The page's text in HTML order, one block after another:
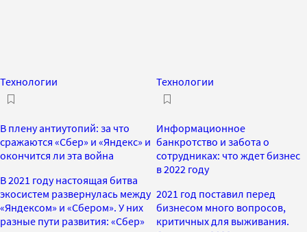
Технологии
В плену антиутопий: за что
сражаются «Сбер» и «Яндекс» и
окончится ли эта война
В 2021 году настоящая битва
экосистем развернулась между
«Яндексом» и «Сбером». У них
разные пути развития: «Сбер»
Технологии
Информационное
банкротство и забота о
сотрудниках: что ждет бизнес
в 2022 году
2021 год поставил перед
бизнесом много вопросов,
критичных для выживания.